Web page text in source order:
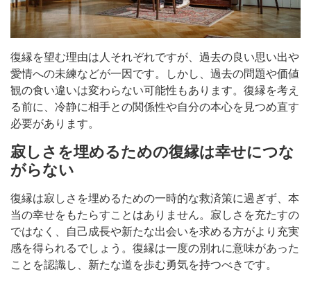
復縁を望む理由は人それぞれですが、過去の良い思い出や
愛情への未練などが一因です。しかし、過去の問題や価値
観の食い違いは変わらない可能性もあります。復縁を考え
る前に、冷静に相手との関係性や自分の本心を見つめ直す
必要があります。
寂しさを埋めるための復縁は幸せにつな
がらない
復縁は寂しさを埋めるための一時的な救済策に過ぎず、本
当の幸せをもたらすことはありません。寂しさを充たすの
ではなく、自己成長や新たな出会いを求める方がより充実
感を得られるでしょう。復縁は一度の別れに意味があった
ことを認識し、新たな道を歩む勇気を持つべきです。